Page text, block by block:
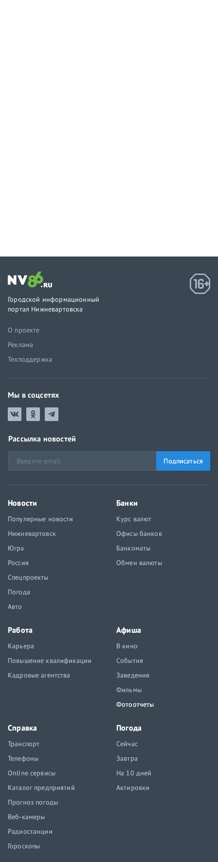
Городской информационный
портал Нижневартовска
О проекте
Реклама
Техподдержка
Мы в соцсетях
Рассылка новостей
Подписаться
Новости
Популярные новости
Нижневартовск
Югра
Россия
Спецпроекты
Погода
Авто
Банки
Курс валют
Офисы банков
Банкоматы
Обмен валюты
Работа
Карьера
Повышение квалификации
Кадровые агентства
Афиша
В кино
События
Заведения
Фильмы
Фотоотчеты
Справка
Транспорт
Телефоны
Online сервисы
Каталог предприятий
Прогноз погоды
Веб-камеры
Радиостанции
Гороскопы
Погода
Сейчас
Завтра
На 10 дней
Актировки